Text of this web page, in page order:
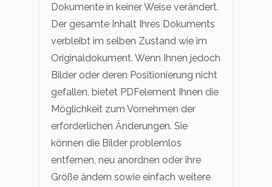
Dokumente in keiner Weise verändert.
Der gesamte Inhalt Ihres Dokuments
verbleibt im selben Zustand wie im
Originaldokument. Wenn Ihnen jedoch
Bilder oder deren Positionierung nicht
gefallen, bietet PDFelement Ihnen die
Möglichkeit zum Vornehmen der
erforderlichen Änderungen. Sie
können die Bilder problemlos
entfernen, neu anordnen oder ihre
Größe ändern sowie einfach weitere